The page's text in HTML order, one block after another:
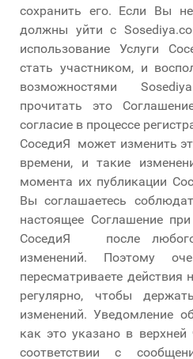
сохранить его. Если Вы
должны уйти с
использование Услуги
стать участником, и
возможностями
прочитать это
согласие в процессе
СоседиЯ может изменить
времени, и такие
момента их публикации
Вы соглашаетесь
настоящее Соглашение
СоседиЯ после любого
изменений. Поэтому
пересматриваете действия
регулярно, чтобы
изменений. Уведомление
как это указано в
соответствии с